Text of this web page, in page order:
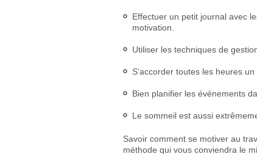
Effectuer un petit journal avec
motivation.
Utiliser les techniques de
S’accorder toutes les heures
Bien planifier les événements
Le sommeil est aussi
Savoir comment se motiver au
méthode qui vous conviendra le